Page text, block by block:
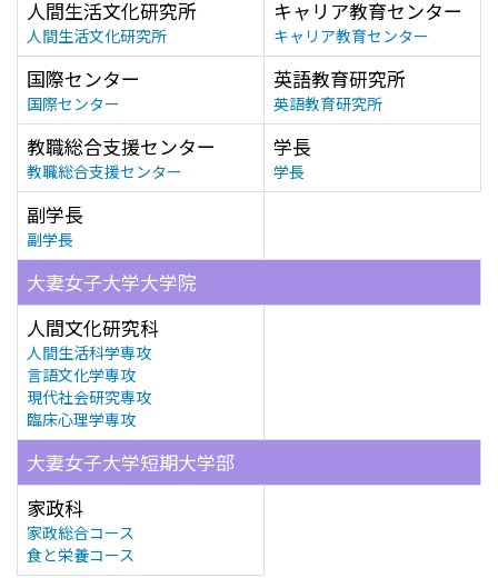
人間生活文化研究所
人間生活文化研究所
キャリア教育センター
キャリア教育センター
国際センター
国際センター
英語教育研究所
英語教育研究所
教職総合支援センター
教職総合支援センター
学長
学長
副学長
副学長
大妻女子大学大学院
人間文化研究科
人間生活科学専攻
言語文化学専攻
現代社会研究専攻
臨床心理学専攻
大妻女子大学短期大学部
家政科
家政総合コース
食と栄養コース